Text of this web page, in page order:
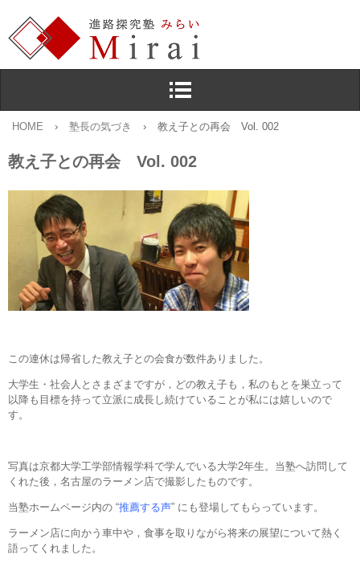
HOME › 塾長の気づき › 教え子との再会 Vol. 002
教え子との再会 Vol. 002
この連休は帰省した教え子との会食が数件ありました。
大学生・社会人とさまざまですが，どの教え子も，私のもとを巣立って
以降も目標を持って立派に成長し続けていることが私には嬉しいので
す。
写真は京都大学工学部情報学科で学んでいる大学2年生。当塾へ訪問して
くれた後，名古屋のラーメン店で撮影したものです。
当塾ホームページ内の “推薦する声” にも登場してもらっています。
ラーメン店に向かう車中や，食事を取りながら将来の展望について熱く
語ってくれました。